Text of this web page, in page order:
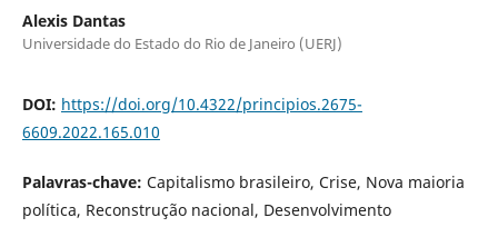
Alexis Dantas
Universidade do Estado do Rio de Janeiro (UERJ)
DOI: https://doi.org/10.4322/principios.2675-
6609.2022.165.010
Palavras-chave: Capitalismo brasileiro, Crise, Nova maioria
política, Reconstrução nacional, Desenvolvimento